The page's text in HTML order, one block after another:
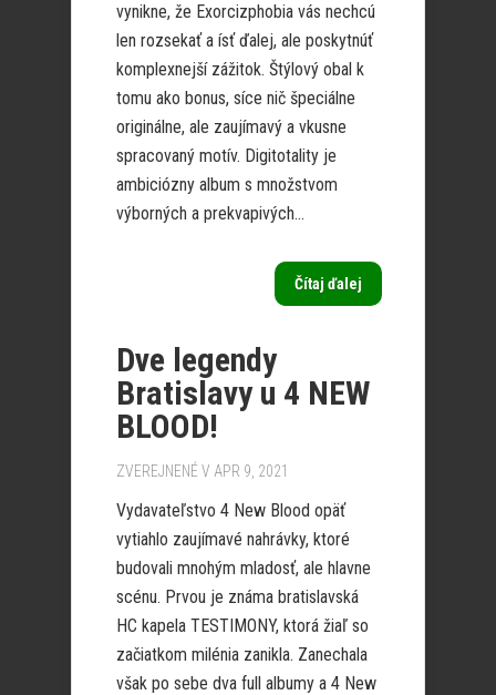
vynikne, že Exorcizphobia vás nechcú
len rozsekať a ísť ďalej, ale poskytnúť
komplexnejší zážitok. Štýlový obal k
tomu ako bonus, síce nič špeciálne
originálne, ale zaujímavý a vkusne
spracovaný motív. Digitotality je
ambiciózny album s množstvom
výborných a prekvapivých...
Čítaj ďalej
Dve legendy
Bratislavy u 4 NEW
BLOOD!
ZVEREJNENÉ V APR 9, 2021
Vydavateľstvo 4 New Blood opäť
vytiahlo zaujímavé nahrávky, ktoré
budovali mnohým mladosť, ale hlavne
scénu. Prvou je známa bratislavská
HC kapela TESTIMONY, ktorá žiaľ so
začiatkom milénia zanikla. Zanechala
však po sebe dva full albumy a 4 New